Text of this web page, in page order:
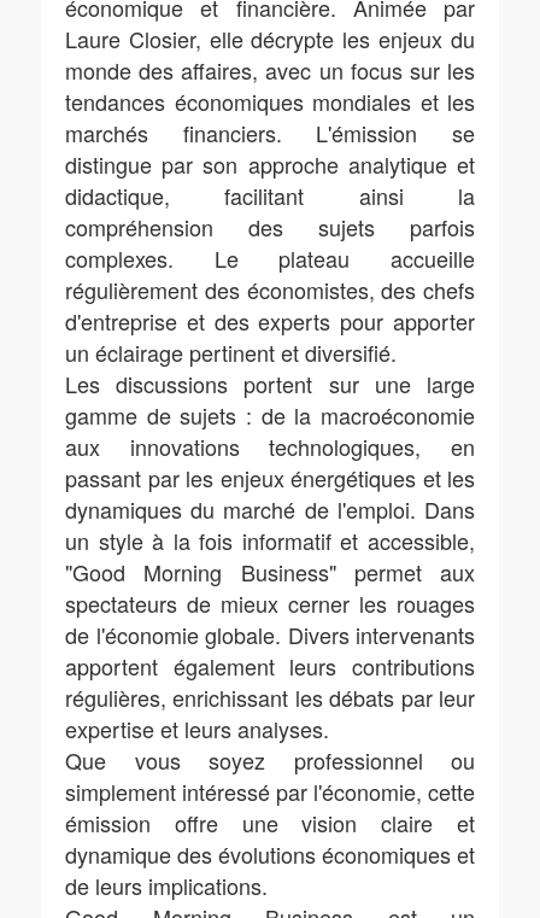
économique et financière. Animée par
Laure Closier, elle décrypte les enjeux du
monde des affaires, avec un focus sur les
tendances économiques mondiales et les
marchés financiers. L'émission se
distingue par son approche analytique et
didactique, facilitant ainsi la
compréhension des sujets parfois
complexes. Le plateau accueille
régulièrement des économistes, des chefs
d'entreprise et des experts pour apporter
un éclairage pertinent et diversifié.
Les discussions portent sur une large
gamme de sujets : de la macroéconomie
aux innovations technologiques, en
passant par les enjeux énergétiques et les
dynamiques du marché de l'emploi. Dans
un style à la fois informatif et accessible,
"Good Morning Business" permet aux
spectateurs de mieux cerner les rouages
de l'économie globale. Divers intervenants
apportent également leurs contributions
régulières, enrichissant les débats par leur
expertise et leurs analyses.
Que vous soyez professionnel ou
simplement intéressé par l'économie, cette
émission offre une vision claire et
dynamique des évolutions économiques et
de leurs implications.